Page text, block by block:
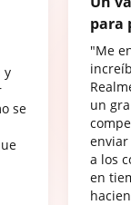
y
se
para
"Me
un
a los
en